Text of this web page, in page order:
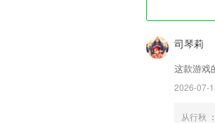
2,【识字描红】
部配有拼音标
3,在安全社区里
我的技巧，避
4,一个人可以
5,【单词日历打
司琴莉
这款游戏
2026-07-
从行秋